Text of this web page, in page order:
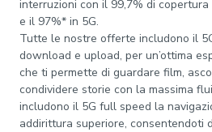
interruzioni con il 99,7% di
e il 97%* in 5G.
Tutte le nostre offerte includono il
download e upload, per un’ottima
che ti permette di guardare film,
condividere storie con la massima
includono il 5G full speed la
addirittura superiore, consentendoti